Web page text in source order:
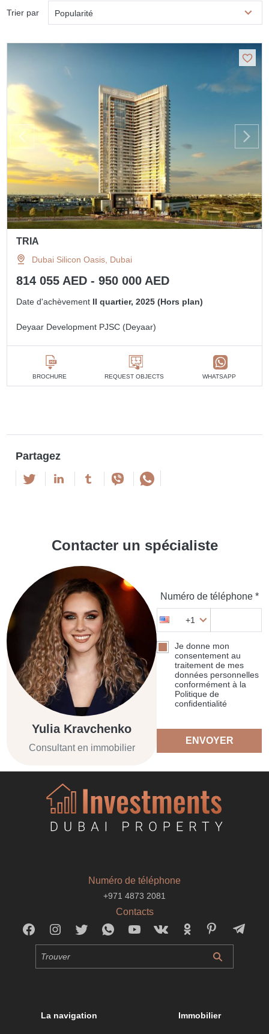
Trier par Popularité
TRIA
Dubai Silicon Oasis, Dubai
814 055 AED - 950 000 AED
Date d'achèvement II quartier, 2025 (Hors plan)
Deyaar Development PJSC (Deyaar)
BROCHURE REQUEST OBJECTS WHATSAPP
Partagez
Contacter un spécialiste
Yulia Kravchenko
Consultant en immobilier
Numéro de téléphone *
+1
Je donne mon
consentement au
traitement de mes
données personnelles
conformément à la
Politique de
confidentialité
ENVOYER
Numéro de téléphone
+971 4873 2081
Contacts
La navigation Immobilier